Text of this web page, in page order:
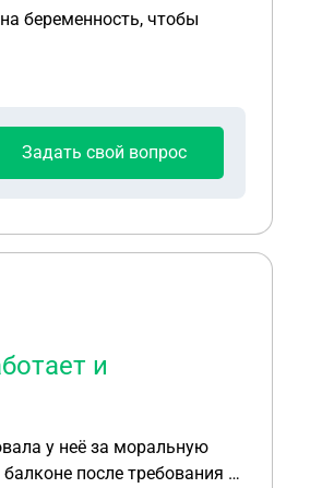
беременность, чтобы
Задать свой вопрос
и
у неё за моральную
после требования я